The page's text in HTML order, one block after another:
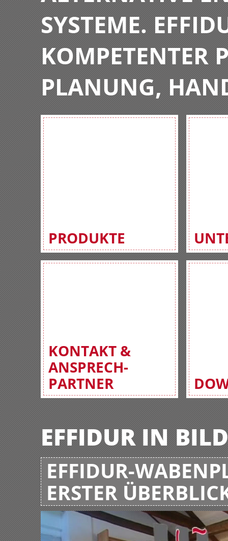
SYSTEME.
KOMPETENTER
PLANUNG,
PRODUKTE
KONTAKT &
ANSPRECH-
PARTNER
EFFIDUR IN
EFFIDUR-
ERSTER